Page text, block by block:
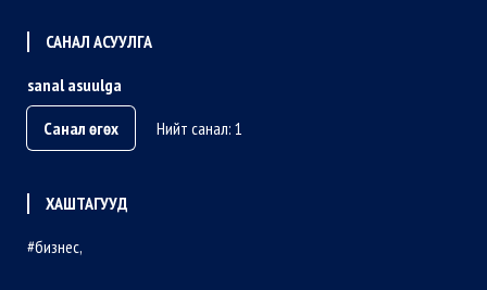
САНАЛ АСУУЛГА
sanal asuulga
Санал өгөх
Нийт санал: 1
ХАШТАГУУД
бизнес